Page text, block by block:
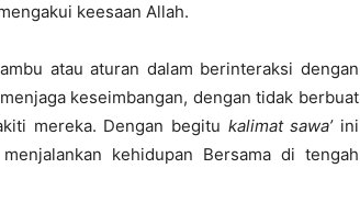
keesaan Allah.
atau aturan dalam berinteraksi dengan
keseimbangan, dengan tidak berbuat
mereka. Dengan begitu kalimat sawa’ini
kehidupan Bersama di tengah